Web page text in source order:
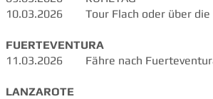
10.03.2026 Tour Flach oder über die
FUERTEVENTURA
11.03.2026 Fähre nach
LANZAROTE